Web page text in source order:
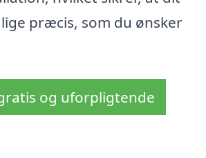
præcis, som du ønsker
og uforpligtende